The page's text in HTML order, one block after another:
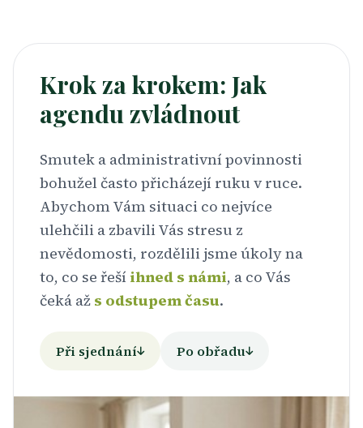
Krok za krokem: Jak
agendu zvládnout
Smutek a administrativní povinnosti
bohužel často přicházejí ruku v ruce.
Abychom Vám situaci co nejvíce
ulehčili a zbavili Vás stresu z
nevědomosti, rozdělili jsme úkoly na
to, co se řešíihned s námi, a co Vás
čeká až s odstupem času.
Při sjednání Po obřadu